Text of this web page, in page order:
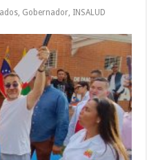
Gobernador INSALUD